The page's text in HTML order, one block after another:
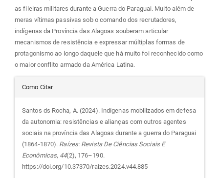
as fileiras militares durante a Guerra do Paraguai. Muito além de
meras vítimas passivas sob o comando dos recrutadores,
indígenas da Província das Alagoas souberam articular
mecanismos de resistência e expressar múltiplas formas de
protagonismo ao longo daquele que há muito foi reconhecido como
o maior conflito armado da América Latina.
Detalhes
do
artigo
Como Citar
Santos ds Rocha, A. (2024). Indígenas mobilizados em defesa
da autonomia: resistências e alianças com outros agentes
sociais na província das Alagoas durante a guerra do Paraguai
(1864-1870). Raízes: Revista De Ciências Sociais E
Econômicas, 44(2), 176–190.
https://doi.org/10.37370/raizes.2024.v44.885